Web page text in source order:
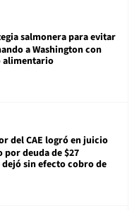
salmonera para evitar
a Washington con
alimentario
del CAE logró en juicio
deuda de $27
sin efecto cobro de